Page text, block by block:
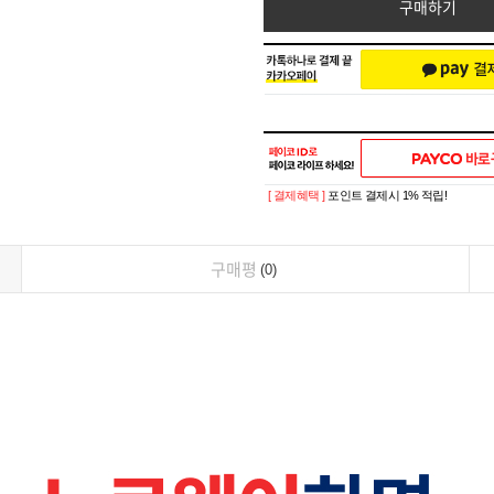
구매하기
[ 결제혜택 ] 포인트 결제시 1% 적립!
구매평 0